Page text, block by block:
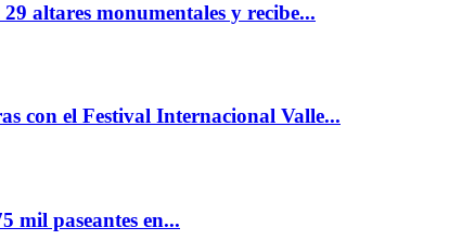
altares monumentales y recibe...
con el Festival Internacional Valle...
mil paseantes en...